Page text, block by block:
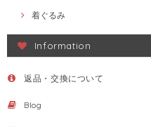
着ぐるみ
Information
返品・交換について
Blog